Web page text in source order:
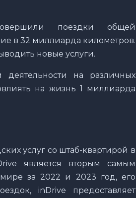
поездки общей
в 32 миллиарда километров.
новые услуги.
на различных
на жизнь 1 миллиарда
услуг со штаб-квартирой в
является вторым самым
за 2022 и 2023 год, его
inDrive предоставляет